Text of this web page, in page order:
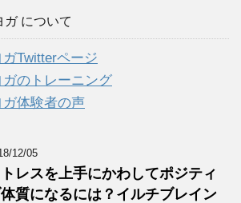
ガ について
Twitterページ
のトレーニング
体験者の声
12/05
レスを上手にかわしてポジティ
質になるには？イルチブレイン